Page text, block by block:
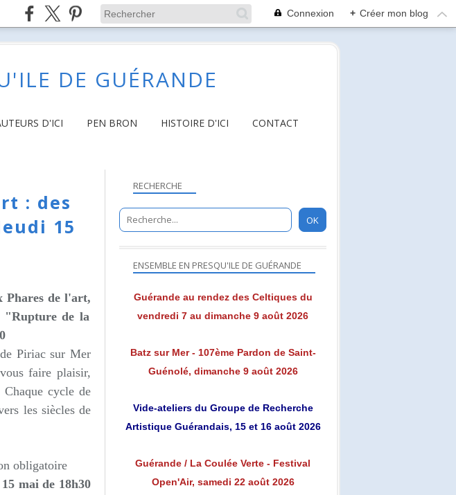
Connexion + Créer mon blog
DE GUÉRANDE
D'ICI PEN BRON HISTOIRE D'ICI CONTACT
: des
15
Phares de l'art,
"Rupture de la
Piriac sur Mer
faire plaisir,
cycle de
les siècles de
obligatoire
mai de 18h30
RECHERCHE
ENSEMBLE EN PRESQU'ILE DE GUÉRANDE
Guérande au rendez des Celtiques du
vendredi 7 au dimanche 9 août 2026
Batz sur Mer - 107ème Pardon de Saint-
Guénolé, dimanche 9 août 2026
Vide-ateliers du Groupe de Recherche
Artistique Guérandais, 15 et 16 août 2026
Guérande / La Coulée Verte - Festival
Open'Air, samedi 22 août 2026